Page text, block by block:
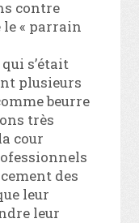
contre
« parrain
s’était
plusieurs
beurre
très
cour
des
leur
leur